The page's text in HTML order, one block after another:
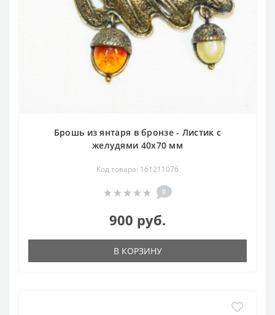
Брошь из янтаря в бронзе - Листик с
желудями 40х70 мм
Код товара: 161211076
0
900 руб.
В КОРЗИНУ